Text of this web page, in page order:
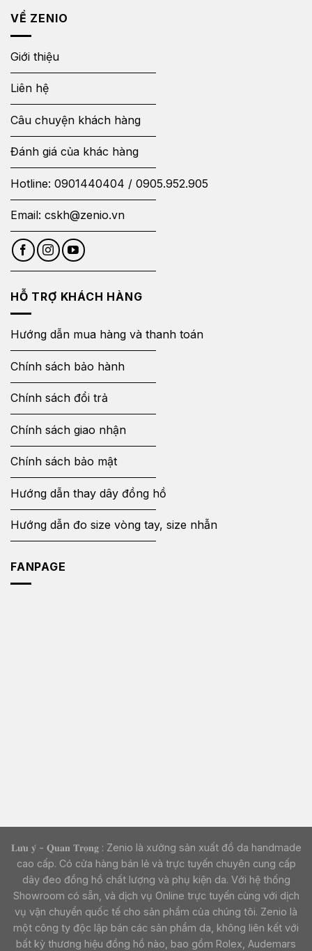
VỀ ZENIO
Giới thiệu
Liên hệ
Câu chuyện khách hàng
Đánh giá của khác hàng
Hotline: 0901440404 / 0905.952.905
Email: cskh@zenio.vn
HỖ TRỢ KHÁCH HÀNG
Hướng dẫn mua hàng và thanh toán
Chính sách bảo hành
Chính sách đổi trả
Chính sách giao nhận
Chính sách bảo mật
Hướng dẫn thay dây đồng hồ
Hướng dẫn đo size vòng tay, size nhẫn
FANPAGE
𝐋𝐮̛𝐮 𝐲́ - 𝐐𝐮𝐚𝐧 𝐓𝐫𝐨̣𝐧𝐠 : Zenio là xưởng sản xuất đồ da handmade
cao cấp. Có cửa hàng bán lẻ và trực tuyến chuyên cung cấp
dây đeo đồng hồ chất lượng và phụ kiện da. Với hệ thống
Showroom có sẵn, và dịch vụ Online trực tuyến cùng với dịch
vụ vận chuyển quốc tế cho sản phẩm của chúng tôi. Zenio là
một công ty độc lập bán các sản phẩm da, không liên kết với
bất kỳ thương hiệu đồng hồ nào, bao gồm Rolex, Audemars